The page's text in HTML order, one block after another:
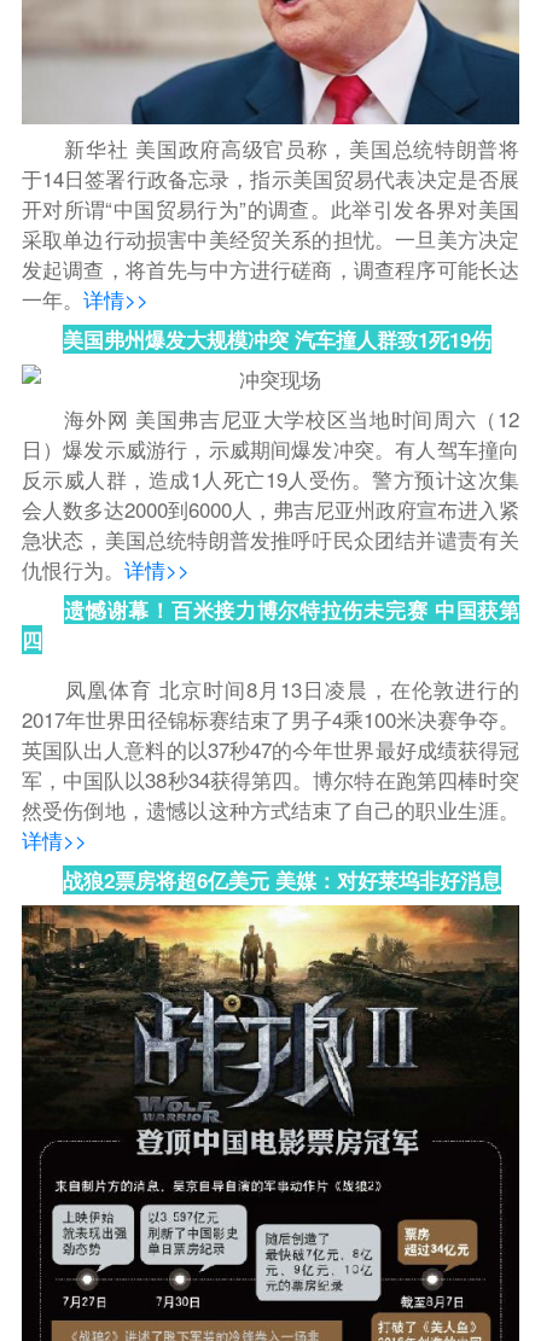
新华社 美国政府高级官员称，美国总统特朗普将
于14日签署行政备忘录，指示美国贸易代表决定是否展
开对所谓“中国贸易行为”的调查。 此举引发各界对美国
采取单边行动损害中美经贸关系的担忧。一旦美方决定
发起调查，将首先与中方进行磋商，调查程序可能长达
一年。 详情>>
美国弗州爆发大规模冲突 汽车撞人群致1死19伤
海外网 美国弗吉尼亚大学校区当地时间周六（12
日）爆发示威游行，示威期间爆发冲突。有人驾车撞向
反示威人群，造成1人死亡19人受伤。警方预计这次集
会人数多达2000到6000人，弗吉尼亚州政府宣布进入紧
急状态，美国总统特朗普发推呼吁民众团结并谴责有关
仇恨行为。 详情>>
遗憾谢幕！百米接力博尔特拉伤未完赛 中国获第
四
凤凰体育 北京时间8月13日凌晨，在伦敦进行的
2017年世界田径锦标赛结束了男子4乘100米决赛争夺。
英国队出人意料的以37秒47的今年世界最好成绩获得冠
军，中国队以38秒34获得第四。博尔特在跑第四棒时突
然受伤倒地，遗憾以这种方式结束了自己的职业生涯。
详情>>
战狼2票房将超6亿美元 美媒：对好莱坞非好消息